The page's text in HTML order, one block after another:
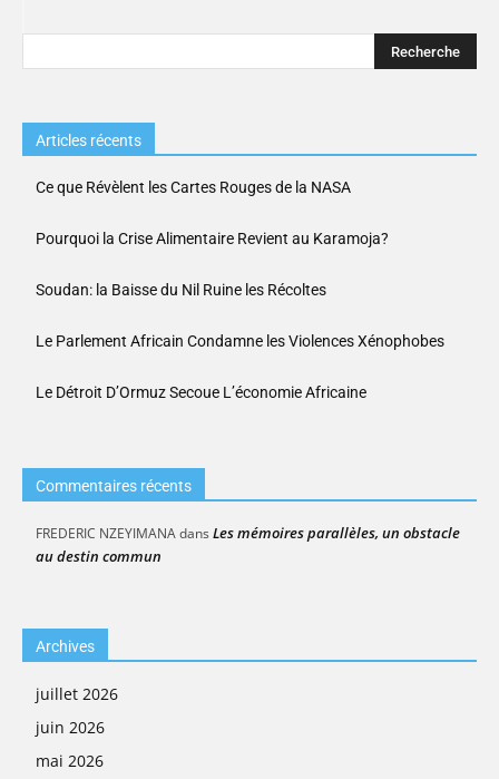
Articles récents
Ce que Révèlent les Cartes Rouges de la NASA
Pourquoi la Crise Alimentaire Revient au Karamoja?
Soudan: la Baisse du Nil Ruine les Récoltes
Le Parlement Africain Condamne les Violences Xénophobes
Le Détroit D’Ormuz Secoue L’économie Africaine
Commentaires récents
FREDERIC NZEYIMANAdans Les mémoires parallèles, un obstacle
au destin commun
Archives
juillet 2026
juin 2026
mai 2026